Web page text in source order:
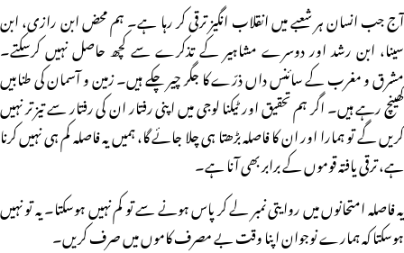
آج جب انسان ہر شعبے میں انقلاب انگیز ترقی کر رہا ہے۔ ہم محض ابن رازی، ابن
سینا، ابن رشد اور دوسرے مشاہیر کے تذکرے سے کچھ حاصل نہیں کرسکتے۔
مشرق و مغرب کے سائنس داں ذرّے کا جگر چیر چکے ہیں۔ زمین و آسمان کی طنابیں
کھینچ رہے ہیں۔ اگر ہم تحقیق اور ٹیکنا لوجی میں اپنی رفتار ان کی رفتار سے تیز تر نہیں
کریں گے تو ہمارا اور ان کا فاصلہ بڑھتا ہی چلا جائے گا، ہمیں یہ فاصلہ کم ہی نہیں کرنا
ہے، ترقی یافتہ قوموں کے برابر بھی آنا ہے۔
یہ فاصلہ امتحانوں میں روایتی نمبر لے کر پاس ہونے سے تو کم نہیں ہوسکتا۔ یہ تو نہیں
ہوسکتا کہ ہمارے نوجوان اپنا وقت بے مصرف کاموں میں صرف کریں۔